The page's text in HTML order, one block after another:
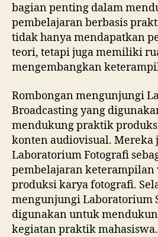
bagian penting dalam
pembelajaran berbasis
tidak hanya mendapatkan
teori, tetapi juga memiliki
mengembangkan
Rombongan mengunjungi
Broadcasting yang
mendukung praktik
konten audiovisual. Mereka
Laboratorium Fotografi
pembelajaran keterampilan
produksi karya fotografi.
mengunjungi Laboratorium
digunakan untuk
kegiatan praktik mahasiswa.